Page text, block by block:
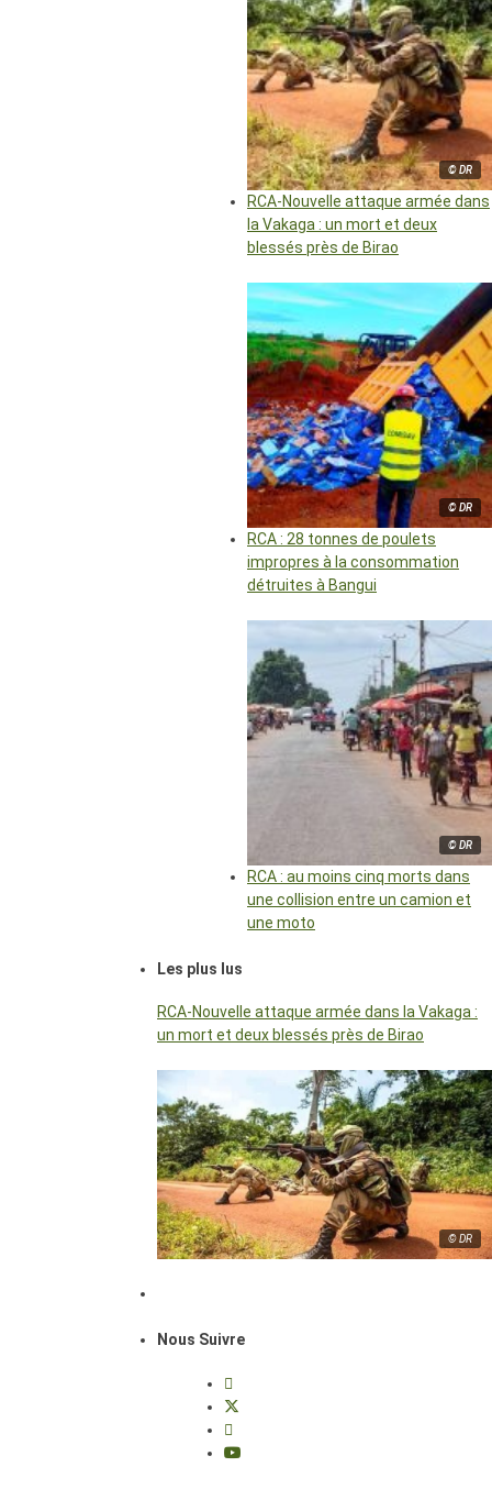
© DR
RCA-Nouvelle attaque armée dans
la Vakaga : un mort et deux
blessés près de Birao
© DR
RCA : 28 tonnes de poulets
impropres à la consommation
détruites à Bangui
© DR
RCA : au moins cinq morts dans
une collision entre un camion et
une moto
Les plus lus
RCA-Nouvelle attaque armée dans la Vakaga :
un mort et deux blessés près de Birao
© DR
Nous Suivre